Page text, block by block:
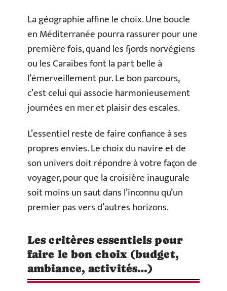
La géographie affine le choix. Une boucle
en Méditerranée pourra rassurer pour une
première fois, quand les fjords norvégiens
ou les Caraïbes font la part belle à
l’émerveillement pur. Le bon parcours,
c’est celui qui associe harmonieusement
journées en mer et plaisir des escales.
L’essentiel reste de faire confiance à ses
propres envies. Le choix du navire et de
son univers doit répondre à votre façon de
voyager, pour que la croisière inaugurale
soit moins un saut dans l’inconnu qu’un
premier pas vers d’autres horizons.
Les critères essentiels pour
faire le bon choix (budget,
ambiance, activités…)